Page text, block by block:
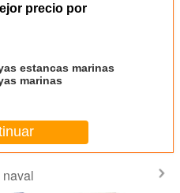
precio por
estancas marinas
marinas